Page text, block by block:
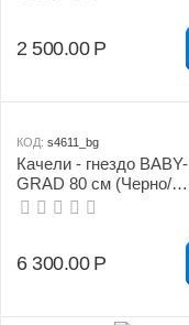
2 500.00 Р
КОД: s4611_bg
Качели - гнездо BABY-
GRAD 80 см (Черно/
зеленый)
6 300.00 Р